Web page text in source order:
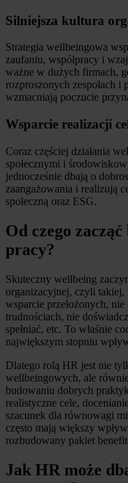
Silniejsza kultura
Strategia wellbeingowa
zaufaniu, współpracy i
ważne w dużych firmach,
rozproszonych zespołach
wzmacniają poczucie
Wsparcie realizacji
Coraz częściej działania
społecznymi i
jednocześnie dbają o
zaangażowania i realizują
społeczną oraz ESG.
Od czego
pracy?
Skuteczny wellbeing
organizacyjnej, czyli
wsparcie przełożonych,
trudnościach, nie
spełniać, etc. To właśnie
największym stopniu
Dlatego rolą HR jest nie
wellbeingowych, ale
budowaniu dobrych
realistyczne cele,
szacunek dla równowagi
często mają większy
rozbudowany pakiet
Jak HR może